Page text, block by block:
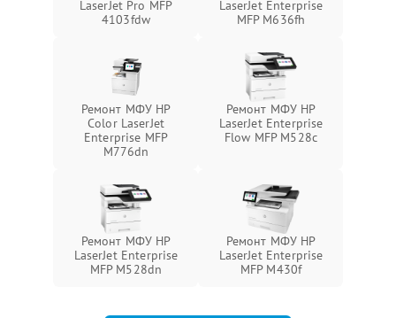
LaserJet Pro MFP
4103fdw
LaserJet Enterprise
MFP M636fh
Ремонт МФУ HP
Color LaserJet
Enterprise MFP
M776dn
Ремонт МФУ HP
LaserJet Enterprise
Flow MFP M528c
Ремонт МФУ HP
LaserJet Enterprise
MFP M528dn
Ремонт МФУ HP
LaserJet Enterprise
MFP M430f